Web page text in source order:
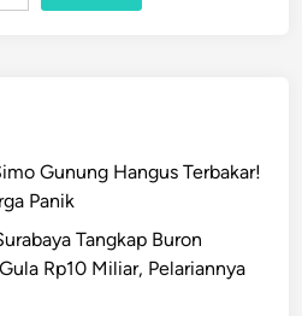
Gunung Hangus Terbakar!
Panik
Tangkap Buron
Rp10 Miliar, Pelariannya